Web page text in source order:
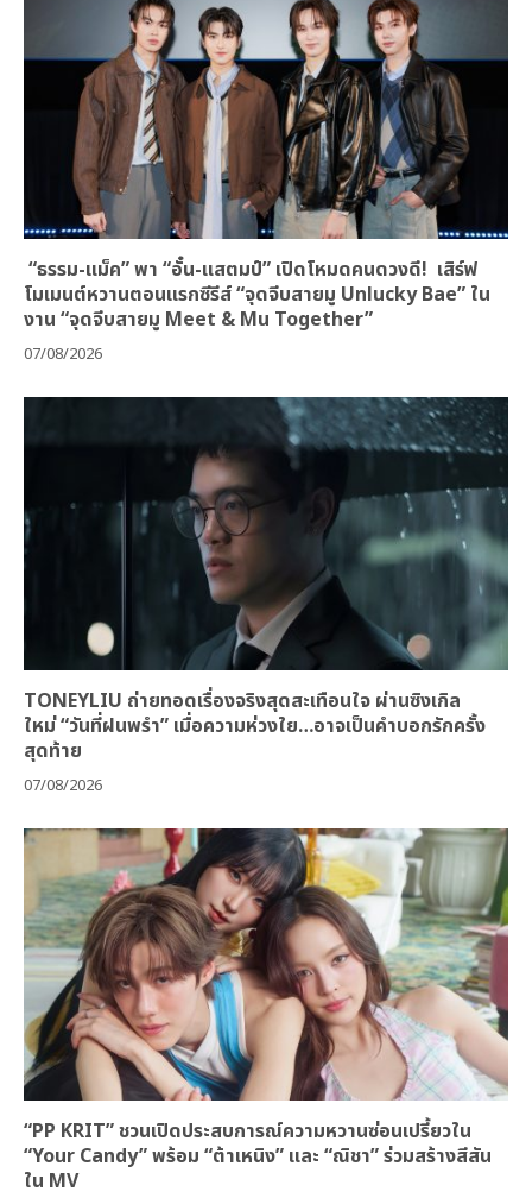
“ธรรม-แม็ค” พา “อั๋น-แสตมป์” เปิดโหมดคนดวงดี! เสิร์ฟ
โมเมนต์หวานตอนแรกซีรีส์ “จุดจีบสายมู Unlucky Bae” ใน
งาน “จุดจีบสายมู Meet & Mu Together”
07/08/2026
TONEYLIU ถ่ายทอดเรื่องจริงสุดสะเทือนใจ ผ่านซิงเกิล
ใหม่ “วันที่ฝนพรำ” เมื่อความห่วงใย…อาจเป็นคำบอกรักครั้ง
สุดท้าย
07/08/2026
“PP KRIT” ชวนเปิดประสบการณ์ความหวานซ่อนเปรี้ยวใน
“Your Candy” พร้อม “ต้าเหนิง” และ “ณิชา” ร่วมสร้างสีสัน
ใน MV